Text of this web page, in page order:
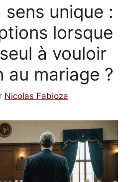
sens unique :
lorsque
à vouloir
au mariage ?
Nicolas Fabioza